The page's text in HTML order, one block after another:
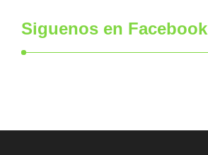
Siguenos en Facebook